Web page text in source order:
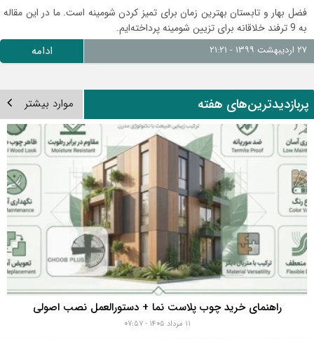
فضل بهار و تابستان بهترین زمان برای تمیز کردن شومینه است. ما در این مقاله
به 9 ترفند خلاقانه برای تزیین شومینه پرداخته‌ایم.
۲۷ اردیبهشت ۱۳۹۹ - ۲۱:۲۱ ادامه
هفته موارد بیشتر
راهنمای خرید چوب پلاست نما + دستورالعمل نصب اصولی